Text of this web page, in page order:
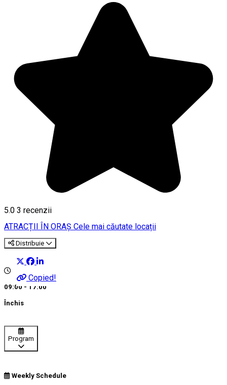
5.0 3 recenzii
ATRACȚII ÎN ORAȘ Cele mai căutate locații
Distribuie
Copied!
09:00 - 17:00
Închis
Program
Weekly Schedule